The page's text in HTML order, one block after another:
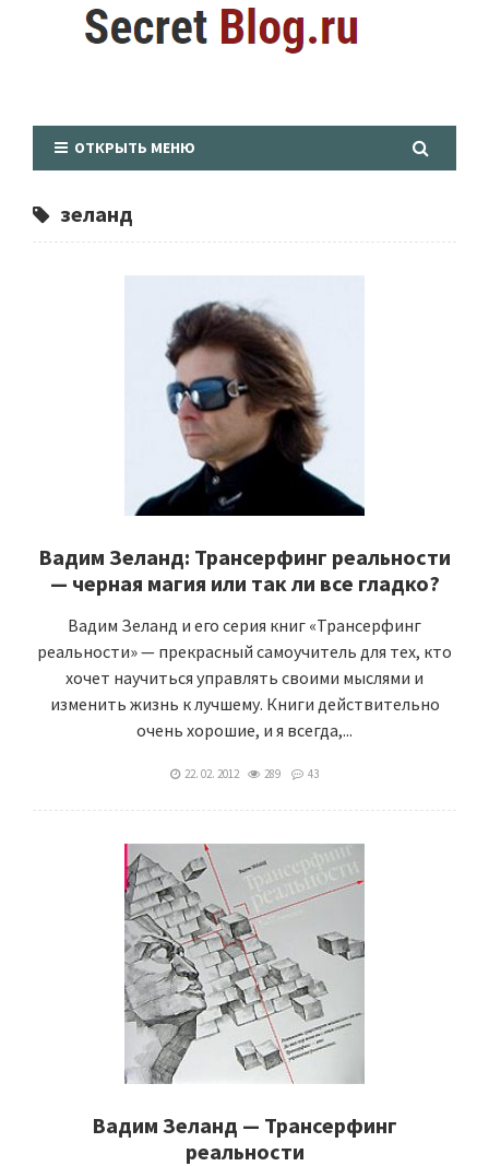
ОТКРЫТЬ МЕНЮ
зеланд
Вадим Зеланд: Трансерфинг реальности
— черная магия или так ли все гладко?
Вадим Зеланд и его серия книг «Трансерфинг
реальности» — прекрасный самоучитель для тех, кто
хочет научиться управлять своими мыслями и
изменить жизнь к лучшему. Книги действительно
очень хорошие, и я всегда,...
22. 02. 2012 289 43
Вадим Зеланд — Трансерфинг
реальности